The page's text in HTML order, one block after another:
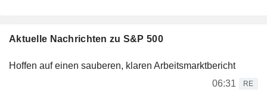
Aktuelle Nachrichten zu S&P 500
Hoffen auf einen sauberen, klaren Arbeitsmarktbericht
06:31
RE